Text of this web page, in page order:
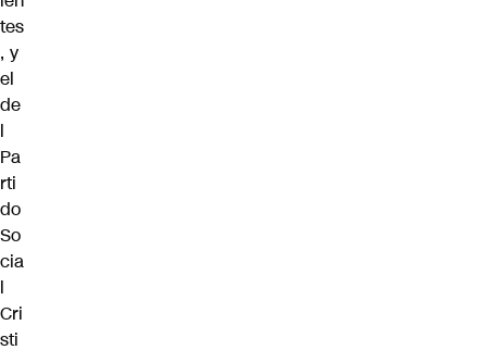
tes
, y
el
de
l
Pa
rti
do
So
cia
l
Cri
sti